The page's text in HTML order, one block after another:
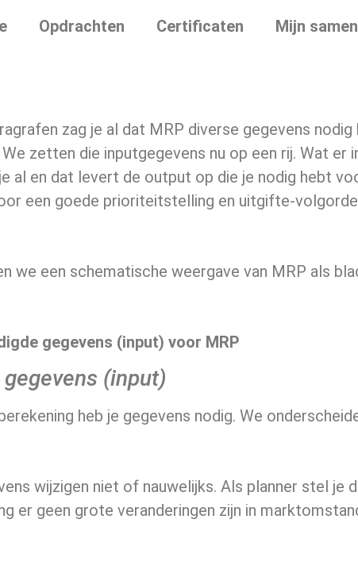
Opdrachten Certificaten Mijn
zag je al dat MRP diverse gegevens
We zetten die inputgegevens nu op een rij. Wat er
al en dat levert de output op die je nodig hebt
een goede prioriteitstelling en uitgifte-
we een schematische weergave van MRP als
gegevens (input) voor MRP
(input)
heb je gegevens nodig. We
wijzigen niet of nauwelijks. Als planner stel je
er geen grote veranderingen zijn in